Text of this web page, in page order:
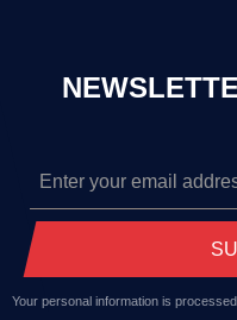
Your personal information is